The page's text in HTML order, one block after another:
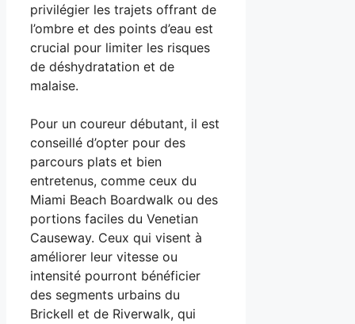
privilégier les trajets offrant de
l’ombre et des points d’eau est
crucial pour limiter les risques
de déshydratation et de
malaise.
Pour un coureur débutant, il est
conseillé d’opter pour des
parcours plats et bien
entretenus, comme ceux du
Miami Beach Boardwalk ou des
portions faciles du Venetian
Causeway. Ceux qui visent à
améliorer leur vitesse ou
intensité pourront bénéficier
des segments urbains du
Brickell et de Riverwalk, qui